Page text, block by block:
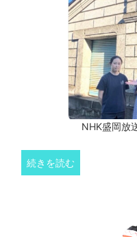
NHK盛岡放
続きを読む